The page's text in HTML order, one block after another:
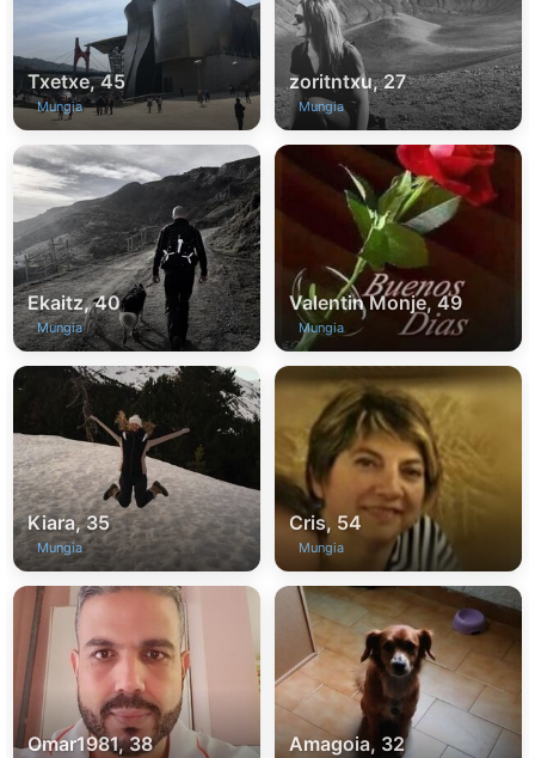
Txetxe, 45
Mungia
zoritntxu, 27
Mungia
Ekaitz, 40
Mungia
Valentin Monje, 49
Mungia
Kiara, 35
Mungia
Cris, 54
Mungia
Omar1981, 38 Amagoia, 32